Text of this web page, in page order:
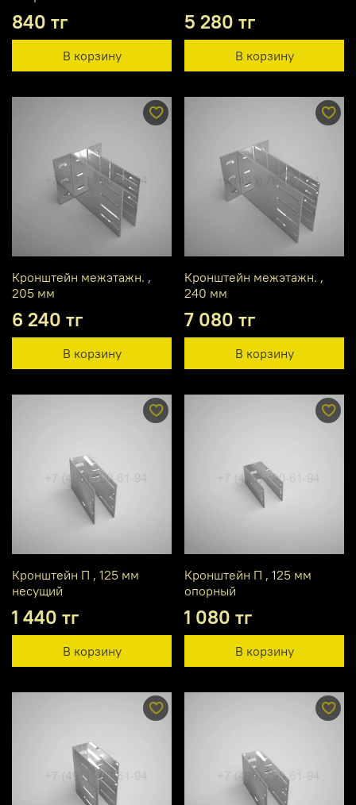
840 тг
В корзину
5 280 тг
В корзину
Кронштейн межэтажн. ,
205 мм
6 240 тг
В корзину
Кронштейн межэтажн. ,
240 мм
7 080 тг
В корзину
Кронштейн П , 125 мм
несущий
1 440 тг
В корзину
Кронштейн П , 125 мм
опорный
1 080 тг
В корзину